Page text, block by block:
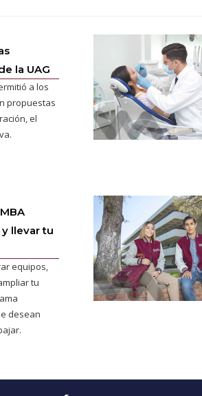
la UAG
a los
propuestas
el
llevar tu
equipos,
tu
desean